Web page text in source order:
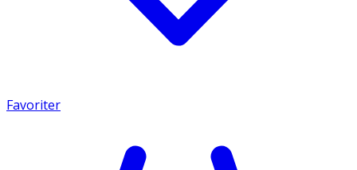
Favoriter